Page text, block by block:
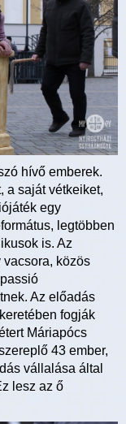
hívő emberek.
a saját vétkeiket,
egy
legtöbben
is. Az
közös
Az előadás
fogják
Máriapócs
43 ember,
vállalása által
lesz az ő